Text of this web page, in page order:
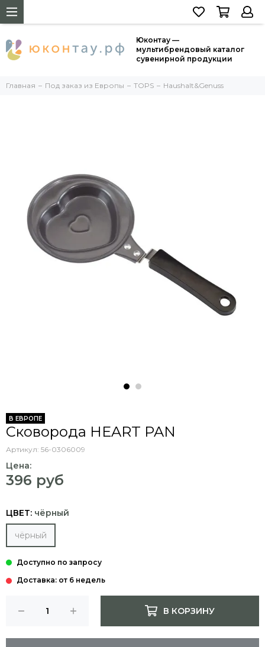
Юконтау —
мультибрендовый каталог
сувенирной продукции
Главная Под заказ из Европы TOPS Haushalt&Genuss
В ЕВРОПЕ
Cковорода HEART PAN
Артикул: 56-0306009
Цена:
396 руб
ЦВЕТ: чёрный
чёрный
Доставка: от 6 недель
В КОРЗИНУ